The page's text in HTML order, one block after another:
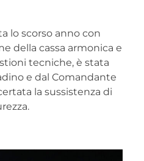
lo scorso anno con
della cassa armonica e
tecniche, è stata
e dal Comandante
la sussistenza di